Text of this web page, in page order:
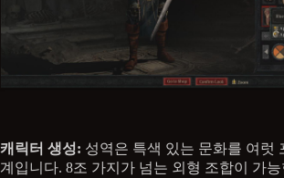
캐릭터 생성: 성역은 특색 있는 문화를 여럿
계입니다. 8조 가지가 넘는 외형 조합이 가